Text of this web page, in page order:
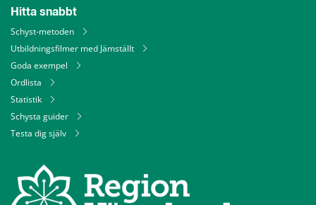
Hitta snabbt
Schyst-metoden
Utbildningsfilmer med Jämställt
Goda exempel
Ordlista
Statistik
Schysta guider
Testa dig själv